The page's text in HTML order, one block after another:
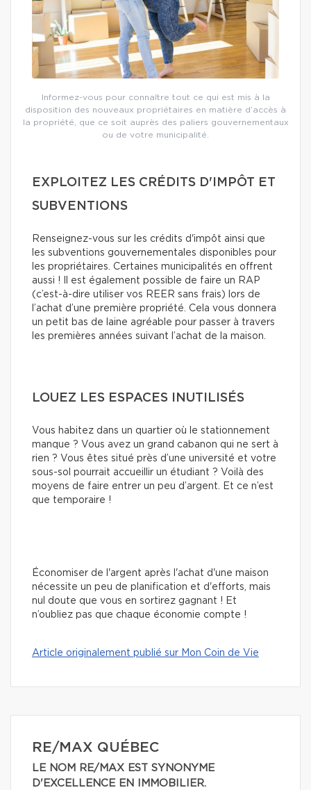
Informez-vous pour connaître tout ce qui est mis à la
disposition des nouveaux propriétaires en matière d’accès à
la propriété, que ce soit auprès des paliers gouvernementaux
ou de votre municipalité.
EXPLOITEZ LES CRÉDITS D'IMPÔT ET
SUBVENTIONS
Renseignez-vous sur les crédits d'impôt ainsi que
les subventions gouvernementales disponibles pour
les propriétaires. Certaines municipalités en offrent
aussi ! Il est également possible de faire un RAP
(c’est-à-dire utiliser vos REER sans frais) lors de
l’achat d’une première propriété. Cela vous donnera
un petit bas de laine agréable pour passer à travers
les premières années suivant l’achat de la maison.
LOUEZ LES ESPACES INUTILISÉS
Vous habitez dans un quartier où le stationnement
manque ? Vous avez un grand cabanon qui ne sert à
rien ? Vous êtes situé près d’une université et votre
sous-sol pourrait accueillir un étudiant ? Voilà des
moyens de faire entrer un peu d’argent. Et ce n’est
que temporaire !
Économiser de l'argent après l'achat d'une maison
nécessite un peu de planification et d'efforts, mais
nul doute que vous en sortirez gagnant ! Et
n’oubliez pas que chaque économie compte !
Article originalement publié sur Mon Coin de Vie
RE/MAX QUÉBEC
LE NOM RE/MAX EST SYNONYME
D'EXCELLENCE EN IMMOBILIER.